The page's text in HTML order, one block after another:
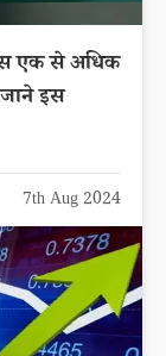
एक से अधिक
इस
7th Aug 2024